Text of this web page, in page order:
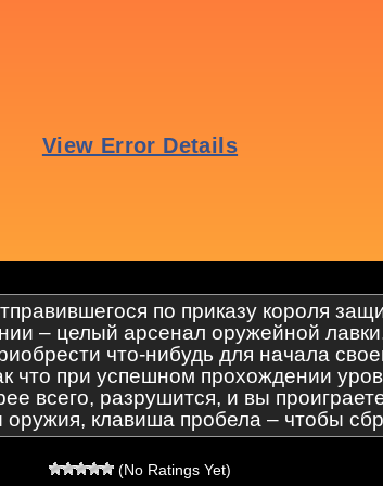
по приказу короля
– целый арсенал оружейной
что-нибудь для начала
что при успешном прохождении
всего, разрушится, и вы
клавиша пробела – чтобы
(No Ratings Yet)